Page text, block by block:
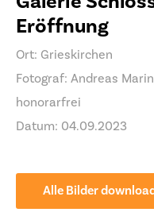
Eröffnung
Ort: Grieskirchen
Fotograf: Andreas
honorarfrei
Datum: 04.09.2023
Alle Bilder